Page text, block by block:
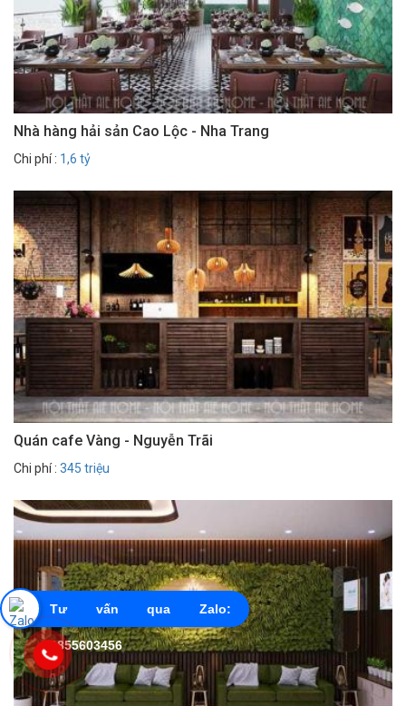
Nhà hàng hải sản Cao Lộc - Nha Trang
Chi phí : 1,6 tỷ
Quán cafe Vàng - Nguyễn Trãi
Chi phí : 345 triệu
Tư vấn qua Zalo:
0855603456